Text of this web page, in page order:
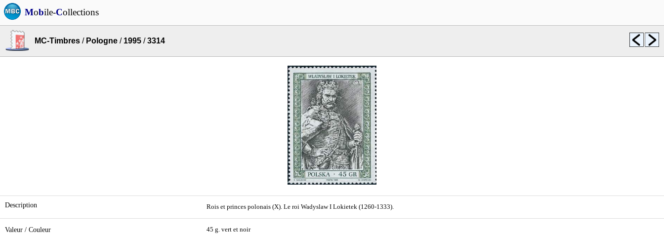
Mobile-Collections
MC-Timbres / Pologne / 1995 /3314
Description Rois et princes polonais (X). Le roi Wadyslaw I Lokietek (1260-1333).
Valeur / Couleur 45 g. vert et noir